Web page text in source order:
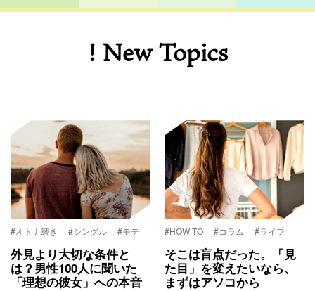
! New Topics
#オトナ磨き #シングル #モテ
外見より大切な条件と
は？男性100人に聞いた
「理想の彼女」への本音
#HOW TO #コラム #ライフ
そこは盲点だった。「見
た目」を変えたいなら、
まずはアソコから